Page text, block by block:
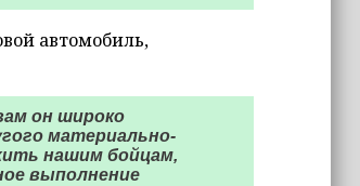
автомобиль,
он широко
материально-
нашим бойцам,
выполнение